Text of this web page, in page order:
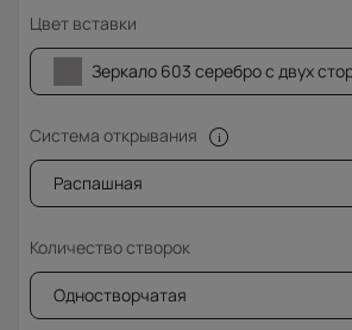
Цвет вставки
Зеркало 603 серебро с двух
Система открывания
Распашная
Количество створок
Одностворчатая